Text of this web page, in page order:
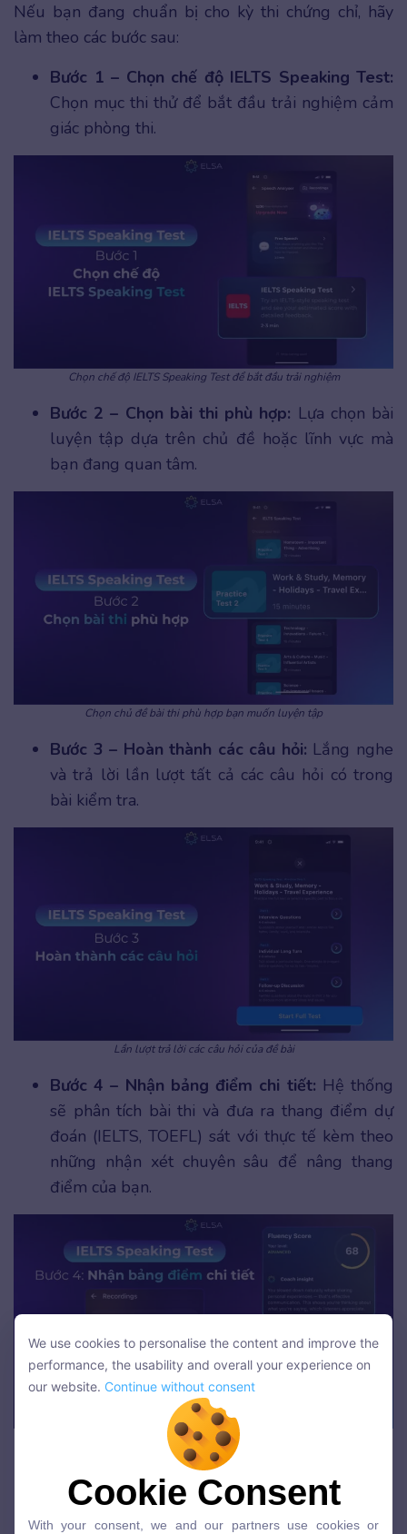
Nếu bạn đang chuẩn bị cho kỳ thi chứng chỉ, hãy
làm theo các bước sau:
Bước 1 – Chọn chế độ IELTS Speaking Test:
Chọn mục thi thử để bắt đầu trải nghiệm cảm
giác phòng thi.
Chọn chế độ IELTS Speaking Test để bắt đầu trải nghiệm
Bước 2 – Chọn bài thi phù hợp: Lựa chọn bài
luyện tập dựa trên chủ đề hoặc lĩnh vực mà
bạn đang quan tâm.
Chọn chủ đề bài thi phù hợp bạn muốn luyện tập
Bước 3 – Hoàn thành các câu hỏi: Lắng nghe
và trả lời lần lượt tất cả các câu hỏi có trong
bài kiểm tra.
Lần lượt trả lời các câu hỏi của đề bài
Bước 4 – Nhận bảng điểm chi tiết: Hệ thống
sẽ phân tích bài thi và đưa ra thang điểm dự
đoán (IELTS, TOEFL) sát với thực tế kèm theo
những nhận xét chuyên sâu để nâng thang
điểm của bạn.
Nhận bảng điểm dự đoán và nhận xét chuyên sâu
ELSA Speech Analyzer giá bao
nhiêu và cách mua
We use cookies to personalise the content and improve the
performance, the usability and overall your experience on
Continue without consent
Cookie Consent
We use cookies to personalise the content and improve the
performance, the usability and overall your experience on
our website. Continue without consent
Cookie Consent
With your consent, we and our partners use cookies or